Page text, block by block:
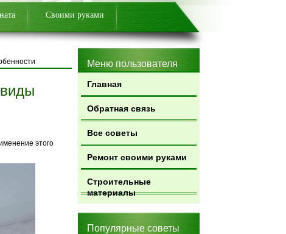
Своими руками
Меню пользователя
Главная
Обратная связь
Все советы
Ремонт своими руками
Строительные
материалы
Популярные советы
этого